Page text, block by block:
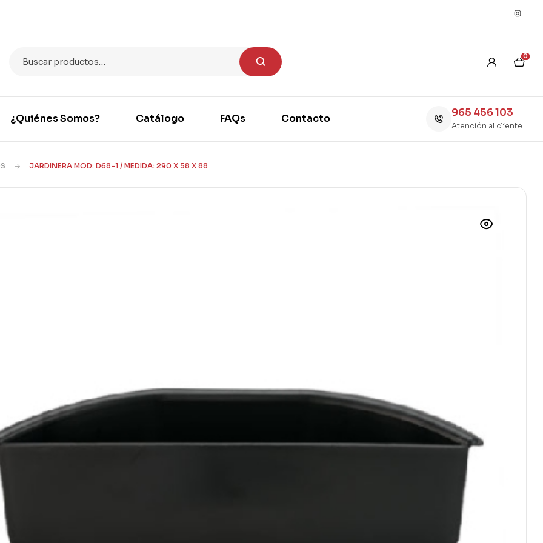
0
¿Quiénes Somos? Catálogo FAQs Contacto 965 456 103
Atención al cliente
JARDINERA MOD: D68-1 / MEDIDA: 290 X 58 X 88